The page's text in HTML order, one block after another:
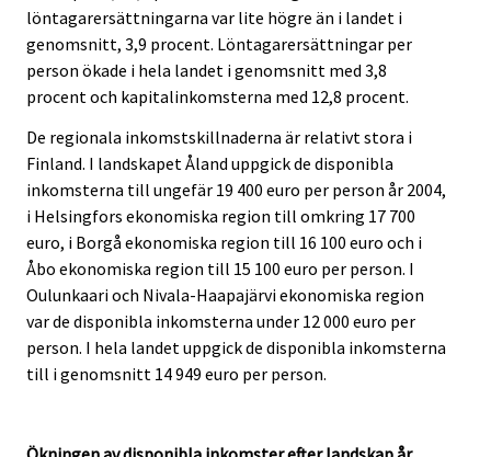
löntagarersättningarna var lite högre än i landet i
genomsnitt, 3,9 procent. Löntagarersättningar per
person ökade i hela landet i genomsnitt med 3,8
procent och kapitalinkomsterna med 12,8 procent.
De regionala inkomstskillnaderna är relativt stora i
Finland. I landskapet Åland uppgick de disponibla
inkomsterna till ungefär 19 400 euro per person år 2004,
i Helsingfors ekonomiska region till omkring 17 700
euro, i Borgå ekonomiska region till 16 100 euro och i
Åbo ekonomiska region till 15 100 euro per person. I
Oulunkaari och Nivala-Haapajärvi ekonomiska region
var de disponibla inkomsterna under 12 000 euro per
person. I hela landet uppgick de disponibla inkomsterna
till i genomsnitt 14 949 euro per person.